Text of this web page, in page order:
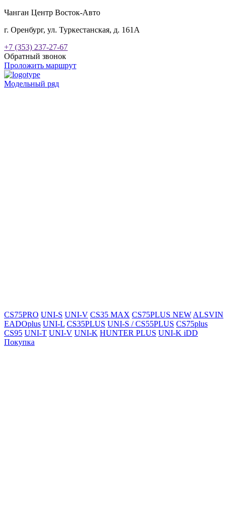
Чанган Центр Восток-Авто
г. Оренбург, ул. Туркестанская, д. 161А
+7 (353) 237-27-67
Обратный звонок
Проложить маршрут
Модельный ряд
CS75PRO UNI-S UNI-V CS35 MAX CS75PLUS NEW ALSVIN
EADOplus UNI-L CS35PLUS UNI-S / CS55PLUS CS75plus
CS95 UNI-T UNI-V UNI-K HUNTER PLUS UNI-K iDD
Покупка